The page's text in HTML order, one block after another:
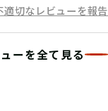
適切なレビューを報告
ーを全て見る